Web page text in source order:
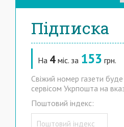
Підписка
На 4 мic. за 153 грн.
Свіжий номер газети
сервісом Укрпошта на
Поштовий індекс: